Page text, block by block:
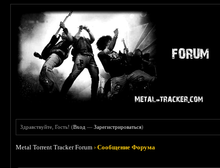
Здравствуйте, Гость! (Вход —Зарегистрироваться)
Metal Torrent Tracker Forum ›Сообщение Форума